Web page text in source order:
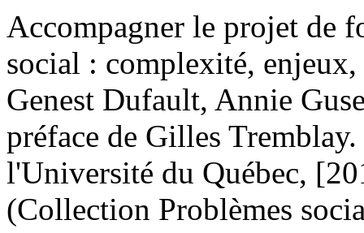
Accompagner le projet de
social : complexité,
Genest Dufault, Annie
préface de Gilles
l'Université du Québec,
(Collection Problèmes